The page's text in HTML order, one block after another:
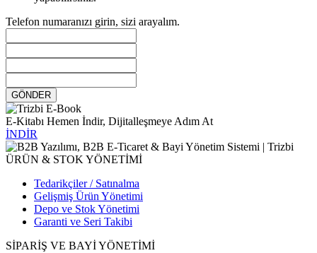
Telefon numaranızı girin, sizi arayalım.
GÖNDER
E-Kitabı Hemen İndir, Dijitalleşmeye Adım At
İNDİR
ÜRÜN & STOK YÖNETİMİ
Tedarikçiler / Satınalma
Gelişmiş Ürün Yönetimi
Depo ve Stok Yönetimi
Garanti ve Seri Takibi
SİPARİŞ VE BAYİ YÖNETİMİ